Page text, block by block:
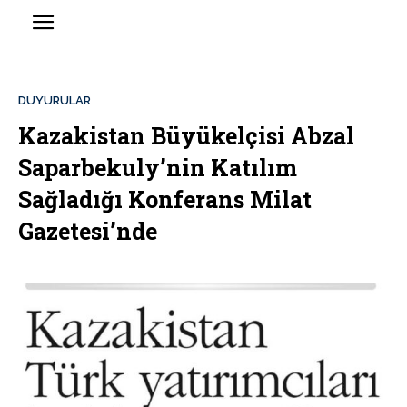
DUYURULAR
Kazakistan Büyükelçisi Abzal
Saparbekuly’nin Katılım
Sağladığı Konferans Milat
Gazetesi’nde